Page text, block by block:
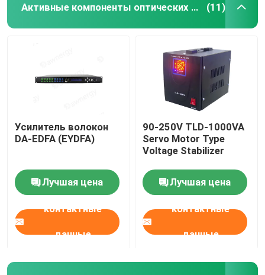
Дом
Продукты
Активные компоненты оптических волокон (11)
Усилитель волокон
DA-EDFA (EYDFA)
Лучшая цена
контактные
данные
90-250V TLD-1000VA
Servo Motor Type
Voltage Stabilizer
Лучшая цена
контактные
данные